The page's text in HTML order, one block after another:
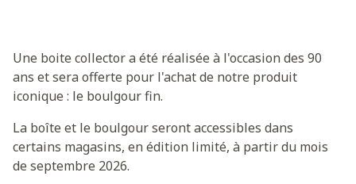
Une boite collector a été réalisée à l'occasion des 90
ans et sera offerte pour l'achat de notre produit
iconique : le boulgour fin.
La boîte et le boulgour seront accessibles dans
certains magasins, en édition limité, à partir du mois
de septembre 2026.